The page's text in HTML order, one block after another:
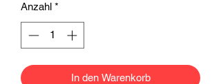
Anzahl *
In den Warenkorb